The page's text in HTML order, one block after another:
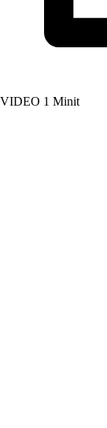
VIDEO 1 Minit